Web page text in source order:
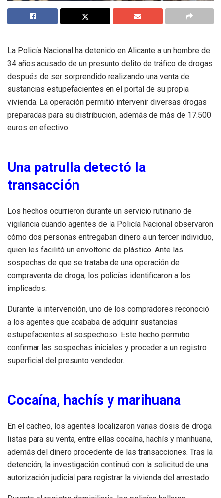
La Policía Nacional ha detenido en Alicante a un hombre de
34 años acusado de un presunto delito de tráfico de drogas
después de ser sorprendido realizando una venta de
sustancias estupefacientes en el portal de su propia
vivienda. La operación permitió intervenir diversas drogas
preparadas para su distribución, además de más de 17.500
euros en efectivo.
Una patrulla detectó la
transacción
Los hechos ocurrieron durante un servicio rutinario de
vigilancia cuando agentes de la Policía Nacional observaron
cómo dos personas entregaban dinero a un tercer individuo,
quien les facilitó un envoltorio de plástico. Ante las
sospechas de que se trataba de una operación de
compraventa de droga, los policías identificaron a los
implicados.
Durante la intervención, uno de los compradores reconoció
a los agentes que acababa de adquirir sustancias
estupefacientes al sospechoso. Este hecho permitió
confirmar las sospechas iniciales y proceder a un registro
superficial del presunto vendedor.
Cocaína, hachís y marihuana
En el cacheo, los agentes localizaron varias dosis de droga
listas para su venta, entre ellas cocaína, hachís y marihuana,
además del dinero procedente de las transacciones. Tras la
detención, la investigación continuó con la solicitud de una
autorización judicial para registrar la vivienda del arrestado.